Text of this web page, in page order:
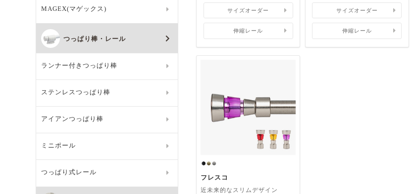
サイズオーダー
伸縮レール
サイズオーダー
伸縮レール
フレスコ
近未来的なスリムデザイン
MAGEX(マゲックス)
つっぱり棒・レール
ランナー付きつっぱり棒
ステンレスつっぱり棒
アイアンつっぱり棒
ミニポール
つっぱり式レール